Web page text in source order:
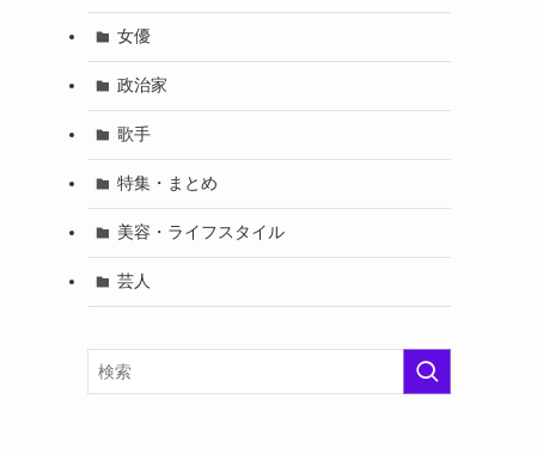
女優
政治家
歌手
特集・まとめ
美容・ライフスタイル
芸人